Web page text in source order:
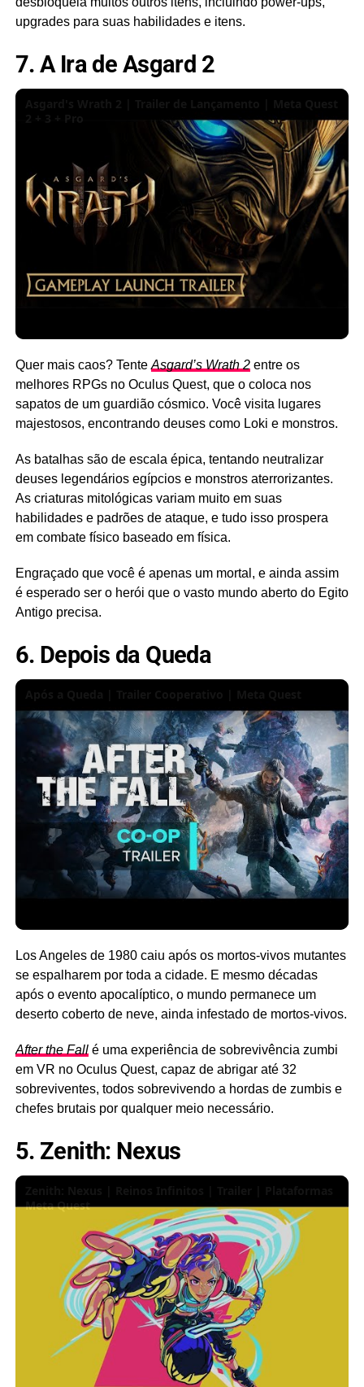
upgrades para suas habilidades e itens.
7. A Ira de Asgard 2
Quer mais caos? Tente Asgard’s Wrath 2entre os
melhores RPGs no Oculus Quest, que o coloca nos
sapatos de um guardião cósmico. Você visita lugares
majestosos, encontrando deuses como Loki e monstros.
As batalhas são de escala épica, tentando neutralizar
deuses legendários egípcios e monstros aterrorizantes.
As criaturas mitológicas variam muito em suas
habilidades e padrões de ataque, e tudo isso prospera
em combate físico baseado em física.
Engraçado que você é apenas um mortal, e ainda assim
é esperado ser o herói que o vasto mundo aberto do Egito
Antigo precisa.
6. Depois da Queda
Los Angeles de 1980 caiu após os mortos-vivos mutantes
se espalharem por toda a cidade. E mesmo décadas
após o evento apocalíptico, o mundo permanece um
deserto coberto de neve, ainda infestado de mortos-vivos.
After the Fallé uma experiência de sobrevivência zumbi
em VR no Oculus Quest, capaz de abrigar até 32
sobreviventes, todos sobrevivendo a hordas de zumbis e
chefes brutais por qualquer meio necessário.
5. Zenith: Nexus
Meta Quest